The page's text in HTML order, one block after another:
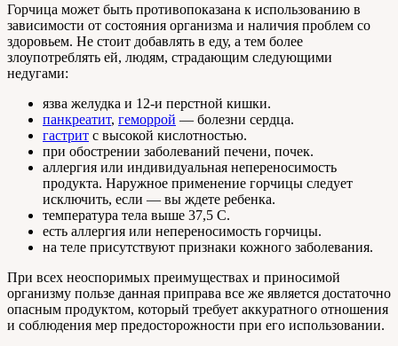
Горчица может быть противопоказана к использованию в
зависимости от состояния организма и наличия проблем со
здоровьем. Не стоит добавлять в еду, а тем более
злоупотреблять ей, людям, страдающим следующими
недугами:
язва желудка и 12-и перстной кишки.
панкреатит, геморрой — болезни сердца.
гастрит с высокой кислотностью.
при обострении заболеваний печени, почек.
аллергия или индивидуальная непереносимость
продукта. Наружное применение горчицы следует
исключить, если — вы ждете ребенка.
температура тела выше 37,5 С.
есть аллергия или непереносимость горчицы.
на теле присутствуют признаки кожного заболевания.
При всех неоспоримых преимуществах и приносимой
организму пользе данная приправа все же является достаточно
опасным продуктом, который требует аккуратного отношения
и соблюдения мер предосторожности при его использовании.